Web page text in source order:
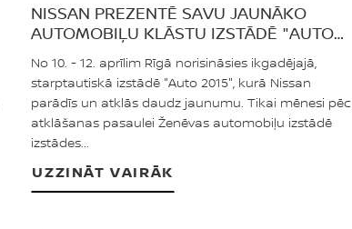
NISSAN PREZENTĒ SAVU JAUNĀKO
AUTOMOBIĻU KLĀSTU IZSTĀDĒ "AUTO
No 10. - 12. aprīlim Rīgā norisināsies ikgadējajā,
starptautiskā izstādē "Auto 2015", kurā Nissan
parādīs un atklās daudz jaunumu. Tikai mēnesi pēc
atklāšanas pasaulei Ženēvas automobiļu izstādē
izstādes...
UZZINĀT VAIRĀK